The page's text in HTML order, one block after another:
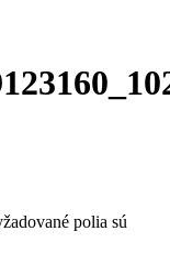
polia sú